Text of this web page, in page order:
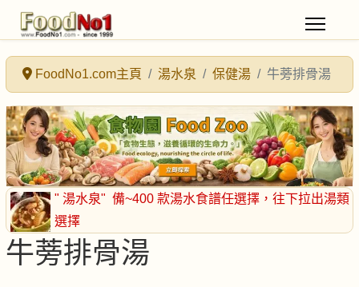
FoodNo1.com主頁 湯水泉 保健湯 牛蒡排骨湯
" 湯水泉" 備~400 款湯水食譜任選擇 ，往下拉出湯類
選擇
牛蒡排骨湯